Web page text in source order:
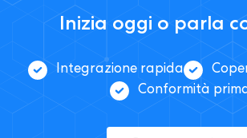
Inizia oggi o parla
Integrazione rapida
Conformità